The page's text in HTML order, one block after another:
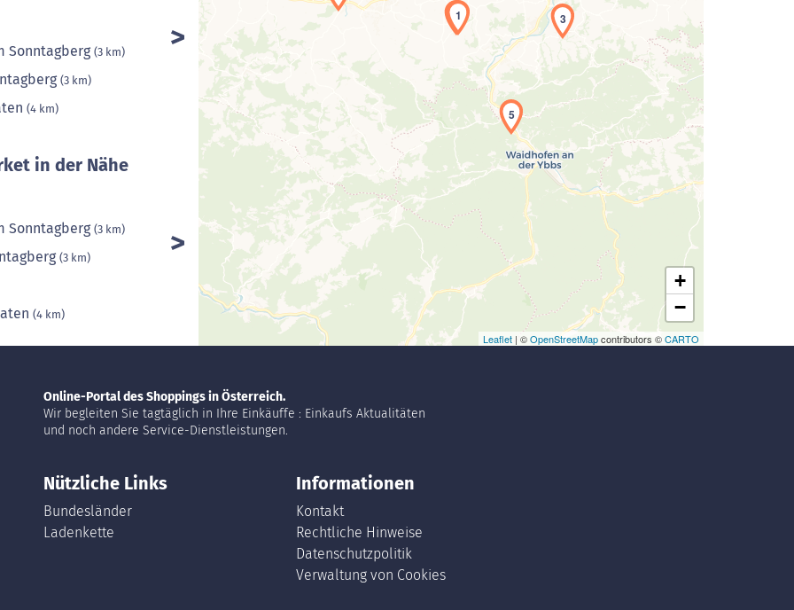
Sonntagberg (3 km)
(3 km)
(4 km)
in der Nähe
Sonntagberg (3 km)
(3 km)
(4 km)
Laden der Karte...
1 3
5
+
−
Leaflet | ©OpenStreetMapcontributors ©CARTO
Online-Portal des Shoppings in Österreich.
Wir begleiten Sie tagtäglich in Ihre Einkäuffe : Einkaufs Aktualitäten
und noch andere Service-Dienstleistungen.
Nützliche Links
Bundesländer
Ladenkette
Informationen
Kontakt
Rechtliche Hinweise
Datenschutzpolitik
Verwaltung von Cookies